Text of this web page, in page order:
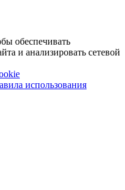
обеспечивать
и анализировать сетевой
использования